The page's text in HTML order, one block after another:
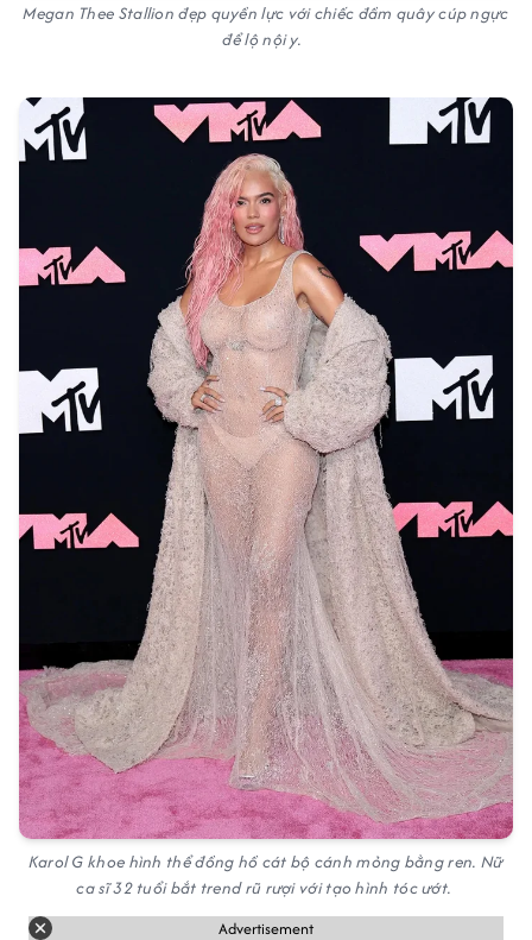
Megan Thee Stallion đẹp quyền lực với chiếc đầm quây cúp ngực
để lộ nội y.
Karol G khoe hình thể đồng hồ cát bộ cánh mỏng bằng ren. Nữ
ca sĩ 32 tuổi bắt trend rũ rượi với tạo hình tóc ướt.
Advertisement